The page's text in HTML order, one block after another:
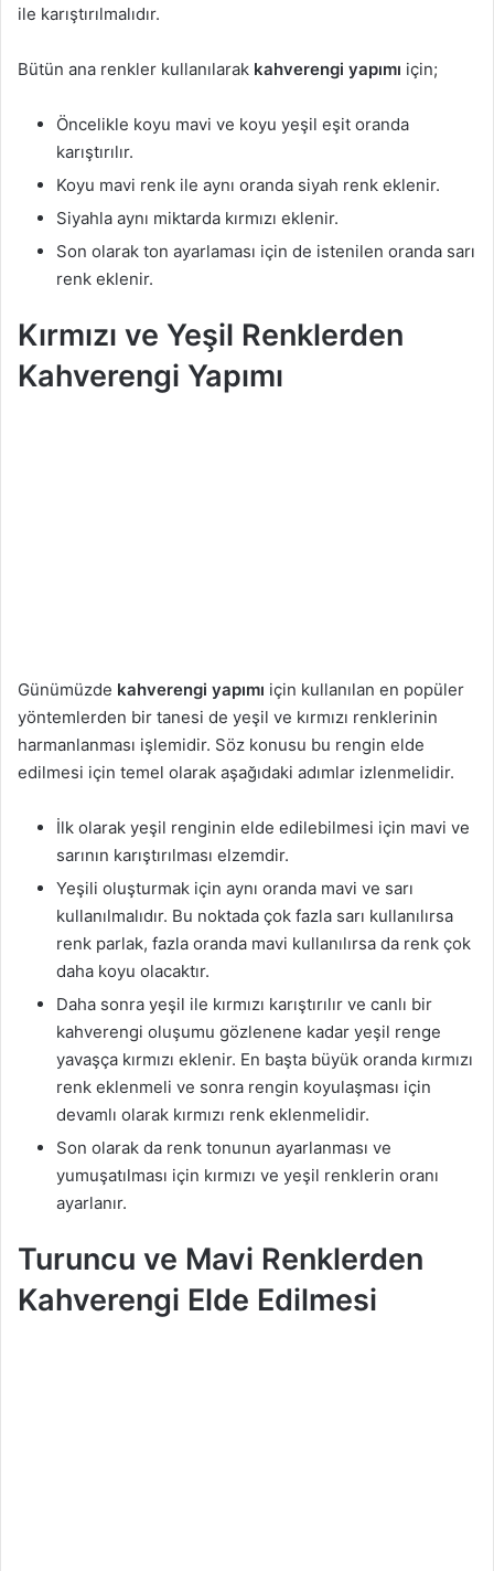
ile karıştırılmalıdır.
Bütün ana renkler kullanılarak kahverengi yapımı için;
Öncelikle koyu mavi ve koyu yeşil eşit oranda
karıştırılır.
Koyu mavi renk ile aynı oranda siyah renk eklenir.
Siyahla aynı miktarda kırmızı eklenir.
Son olarak ton ayarlaması için de istenilen oranda sarı
renk eklenir.
Kırmızı ve Yeşil Renklerden
Kahverengi Yapımı
Günümüzde kahverengi yapımı için kullanılan en popüler
yöntemlerden bir tanesi de yeşil ve kırmızı renklerinin
harmanlanması işlemidir. Söz konusu bu rengin elde
edilmesi için temel olarak aşağıdaki adımlar izlenmelidir.
İlk olarak yeşil renginin elde edilebilmesi için mavi ve
sarının karıştırılması elzemdir.
Yeşili oluşturmak için aynı oranda mavi ve sarı
kullanılmalıdır. Bu noktada çok fazla sarı kullanılırsa
renk parlak, fazla oranda mavi kullanılırsa da renk çok
daha koyu olacaktır.
Daha sonra yeşil ile kırmızı karıştırılır ve canlı bir
kahverengi oluşumu gözlenene kadar yeşil renge
yavaşça kırmızı eklenir. En başta büyük oranda kırmızı
renk eklenmeli ve sonra rengin koyulaşması için
devamlı olarak kırmızı renk eklenmelidir.
Son olarak da renk tonunun ayarlanması ve
yumuşatılması için kırmızı ve yeşil renklerin oranı
ayarlanır.
Turuncu ve Mavi Renklerden
Kahverengi Elde Edilmesi